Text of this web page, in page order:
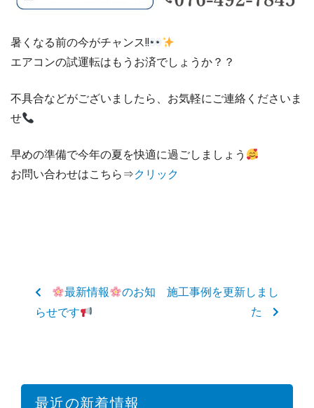
暑くなる前の今がチャンス!!
エアコンの試運転はもうお済でしょうか？？
不具合などがございましたら、お気軽にご連絡くださいま
せ
早めの準備で今年の夏を快適に過ごしましょう
お問い合わせはこちら⇒クリック
最新情報
のお知
らせです
施工事例を更新しまし
た
最近の新着情報